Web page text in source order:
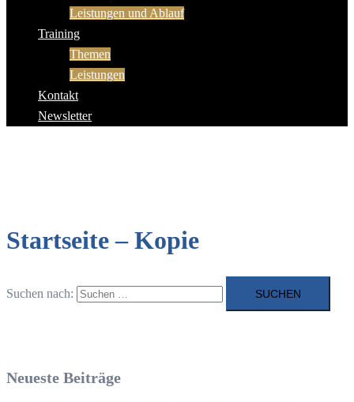
Leistungen und Ablauf
Training
Themen
Leistungen
Kontakt
Newsletter
Startseite – Kopie
Suchen nach:
Neueste Beiträge